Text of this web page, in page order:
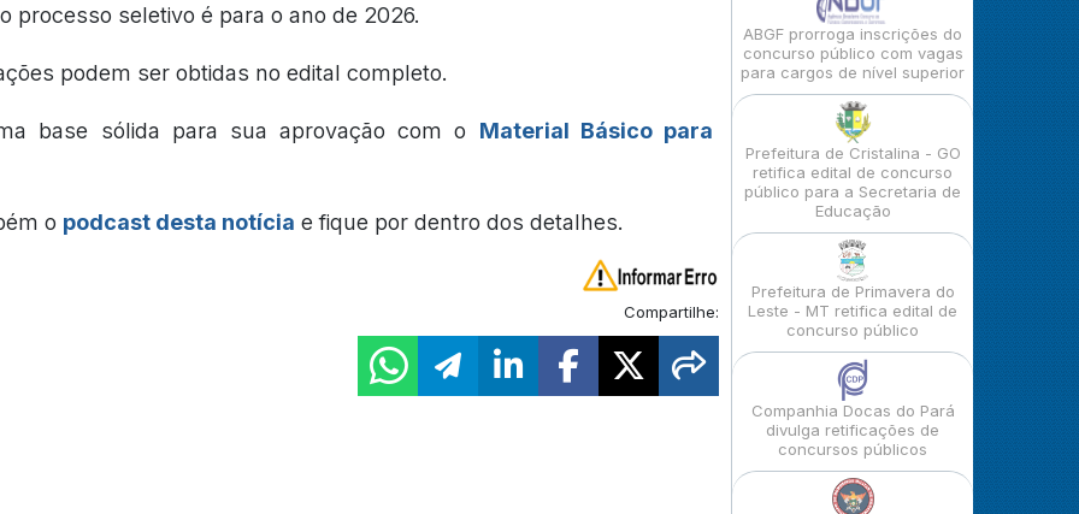
processo seletivo é para o ano de 2026.
podem ser obtidas no edital completo.
base sólida para sua aprovação com o Material Básico para
o podcast desta notícia e fique por dentro dos detalhes.
Compartilhe:
ABGF prorroga inscrições do
concurso público com vagas
para cargos de nível superior
Prefeitura de Cristalina - GO
retifica edital de concurso
público para a Secretaria de
Educação
Prefeitura de Primavera do
Leste - MT retifica edital de
concurso público
Companhia Docas do Pará
divulga retificações de
concursos públicos